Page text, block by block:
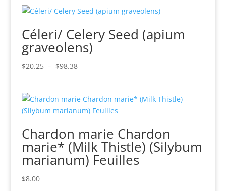
Céleri/ Celery Seed (apium
graveolens)
$20.25 – $98.38Plage
$20.25
à
Chardon marie Chardon
marie* (Milk Thistle) (Silybum
marianum) Feuilles
$8.00